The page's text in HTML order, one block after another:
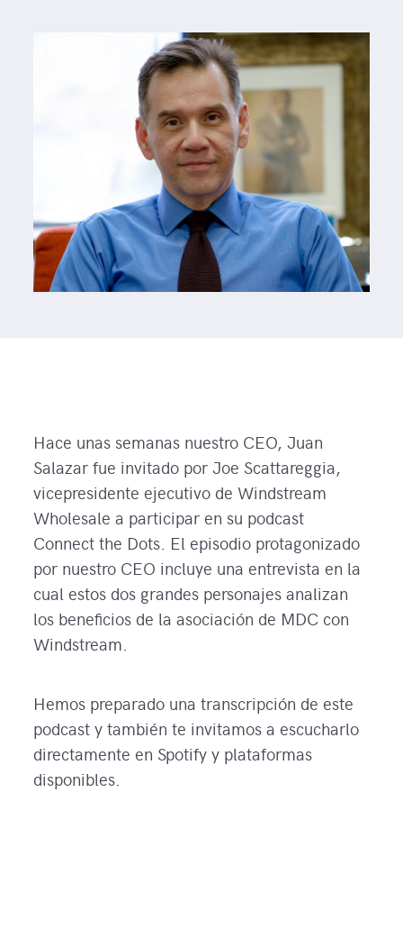
Hace unas semanas nuestro CEO, Juan
Salazar fue invitado por Joe Scattareggia,
vicepresidente ejecutivo de Windstream
Wholesale a participar en su podcast
Connect the Dots. El episodio protagonizado
por nuestro CEO incluye una entrevista en la
cual estos dos grandes personajes analizan
los beneficios de la asociación de MDC con
Windstream.
Hemos preparado una transcripción de este
podcast y también te invitamos a escucharlo
directamente en Spotify y plataformas
disponibles.